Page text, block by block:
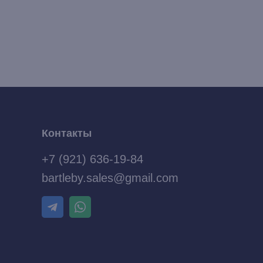
Контакты
+7 (921) 636-19-84
bartleby.sales@gmail.com